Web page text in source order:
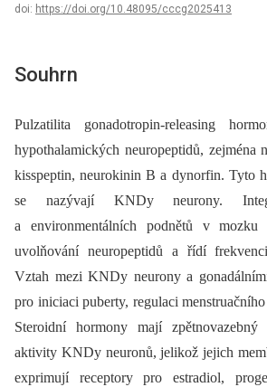
doi: https://doi.org/10.48095/cccg2025413
Souhrn
Pulzatilita gonadotropin-releasing
hypothalamických neuropeptidů, zejména
kisspeptin, neurokinin B a dynorfin. Tyto
se nazývají KNDy neurony.
a environmentálních podnětů v
uvolňování neuropeptidů a řídí
Vztah mezi KNDy neurony a
pro iniciaci puberty, regulaci
Steroidní hormony mají
aktivity KNDy neuronů, jelikož jejich
exprimují receptory pro estradiol,